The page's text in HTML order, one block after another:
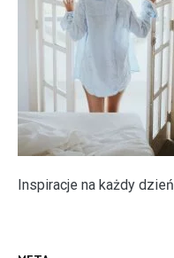
Inspiracje na każdy dzień